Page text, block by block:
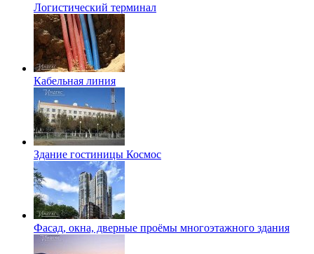
Логистический терминал
Кабельная линия
Здание гостиницы Космос
Фасад, окна, дверные проёмы многоэтажного здания